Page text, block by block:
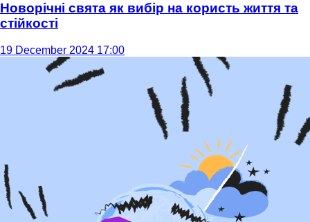
Новорічні свята як вибір на користь життя та
стійкості
19 December 2024 17:00